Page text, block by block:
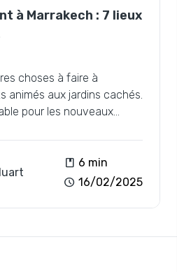
à Marrakech : 7 lieux
choses à faire à
animés aux jardins cachés.
pour les nouveaux
book 6 min
schedule 16/02/2025